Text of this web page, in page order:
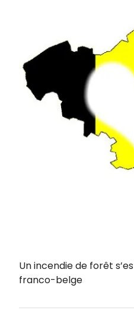
Un incendie de forêt
franco-belge